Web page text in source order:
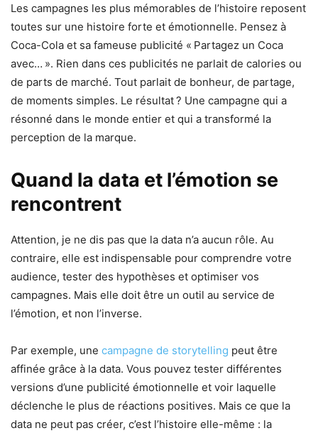
Les campagnes les plus mémorables de l’histoire reposent
toutes sur une histoire forte et émotionnelle. Pensez à
Coca-Cola et sa fameuse publicité « Partagez un Coca
avec… ». Rien dans ces publicités ne parlait de calories ou
de parts de marché. Tout parlait de bonheur, de partage,
de moments simples. Le résultat ? Une campagne qui a
résonné dans le monde entier et qui a transformé la
perception de la marque.
Quand la data et l’émotion se
rencontrent
Attention, je ne dis pas que la data n’a aucun rôle. Au
contraire, elle est indispensable pour comprendre votre
audience, tester des hypothèses et optimiser vos
campagnes. Mais elle doit être un outil au service de
l’émotion, et non l’inverse.
Par exemple, une campagne de storytelling peut être
affinée grâce à la data. Vous pouvez tester différentes
versions d’une publicité émotionnelle et voir laquelle
déclenche le plus de réactions positives. Mais ce que la
data ne peut pas créer, c’est l’histoire elle-même : la